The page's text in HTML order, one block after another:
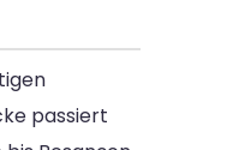
passiert